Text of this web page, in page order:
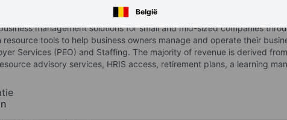
België
management solutions for small and mid-sized companies
tools to help business owners manage and operate their
Services (PEO) and Staffing. The majority of revenue is derived
advisory services, HRIS access, retirement plans, a learning